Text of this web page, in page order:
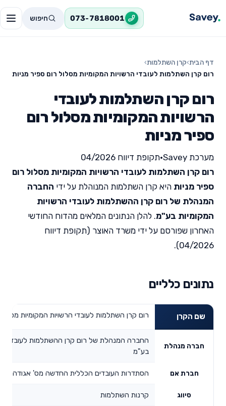
073-7818001 חיפוש
דף הבית›קרן השתלמות›
רום קרן השתלמות לעובדי הרשויות המקומיות מסלול רום ספיר מניות
רום קרן השתלמות לעובדי
הרשויות המקומיות מסלול רום
ספיר מניות
מערכת Savey •תקופת דיווח 04/2026
רום קרן השתלמות לעובדי הרשויות המקומיות מסלול רום
ספיר מניות היא קרן השתלמות המנוהלת על ידי החברה
המנהלת של רום קרן ההשתלמות לעובדי הרשויות
המקומיות בע"מ. להלן הנתונים המלאים מהדוח החודשי
האחרון שפורסם על ידי משרד האוצר (תקופת דיווח
04/2026).
נתונים כלליים
שם הקרן רום קרן השתלמות לעובדי הרשויות המקומיות
חברה מנהלת
החברה המנהלת של רום קרן ההשתלמות לעובדי
בע"מ
חברת אם הסתדרות העובדים הכללית החדשה מס' אגודה
סיווג קרנות השתלמות